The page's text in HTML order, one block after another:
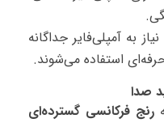
نیاز به آمپلی‌فایر جداگانه
استفاده می‌شوند.
رنج فرکانسی گسترده‌ای